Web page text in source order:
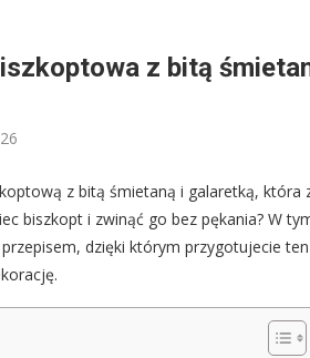
z bitą
z bitą śmietaną i galaretką,
biszkopt i zwinąć go bez pękania? W
dzięki którym przygotujecie